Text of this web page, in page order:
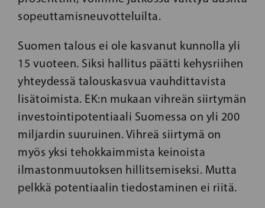
sopeuttamisneuvotteluilta.
Suomen talous ei ole kasvanut kunnolla yli
15 vuoteen. Siksi hallitus päätti kehysriihen
yhteydessä talouskasvua vauhdittavista
lisätoimista. EK:n mukaan vihreän siirtymän
investointipotentiaali Suomessa on yli 200
miljardin suuruinen. Vihreä siirtymä on
myös yksi tehokkaimmista keinoista
ilmastonmuutoksen hillitsemiseksi. Mutta
pelkkä potentiaalin tiedostaminen ei riitä.